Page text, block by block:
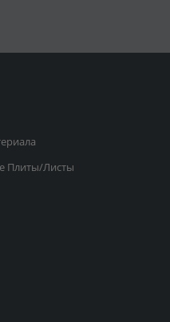
Плиты/Листы